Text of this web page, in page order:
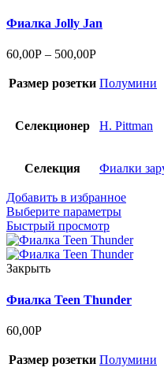
Фиалка Jolly Jan
60,00Р – 500,00Р
Размер розетки Полумини
Селекционер H. Pittman
Селекция Фиалки
Добавить в избранное
Выберите параметры
Быстрый просмотр
Закрыть
Фиалка Teen Thunder
60,00Р
Размер розетки Полумини